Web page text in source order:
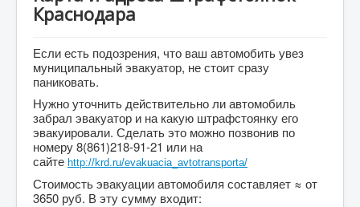
Краснодара
Если есть подозрения, что ваш автомобить увез
муниципальный эвакуатор, не стоит сразу
паниковать.
Нужно уточнить действительно ли автомобиль
забрал эвакуатор и на какую штрафстоянку его
эвакуировали. Сделать это можно позвонив по
номеру 8(861)218-91-21 или на
сайте http://krd.ru/evakuacia_avtotransporta/
Стоимость эвакуации автомобиля составляет ≈ от
3650 руб. В эту сумму входит: